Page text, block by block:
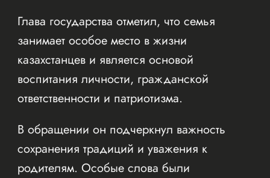
Глава государства отметил, что семья
занимает особое место в жизни
казахстанцев и является основой
воспитания личности, гражданской
ответственности и патриотизма.
В обращении он подчеркнул важность
сохранения традиций и уважения к
родителям. Особые слова были